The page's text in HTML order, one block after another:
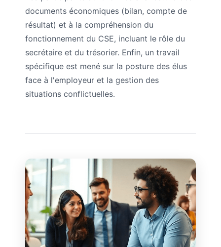
documents économiques (bilan, compte de
résultat) et à la compréhension du
fonctionnement du CSE, incluant le rôle du
secrétaire et du trésorier. Enfin, un travail
spécifique est mené sur la posture des élus
face à l'employeur et la gestion des
situations conflictuelles.